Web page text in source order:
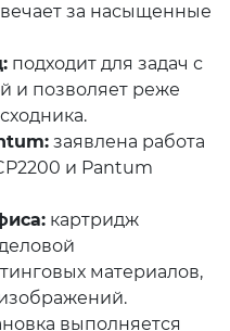
за насыщенные
подходит для задач с
и позволяет реже
заявлена работа
и Pantum
картридж
материалов,
выполняется